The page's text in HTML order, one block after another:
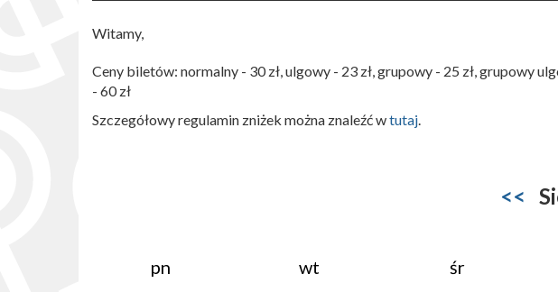
Witamy,
Ceny biletów: normalny - 30 zł, ulgowy - 23 zł, grupowy - 25 zł, grupowy
- 60 zł
Szczegółowy regulamin zniżek można znaleźć wtutaj.
<<
pn wt śr